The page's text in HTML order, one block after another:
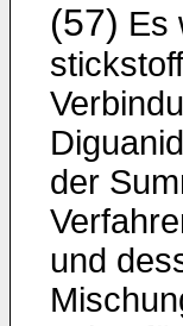
(57) Es
der
und